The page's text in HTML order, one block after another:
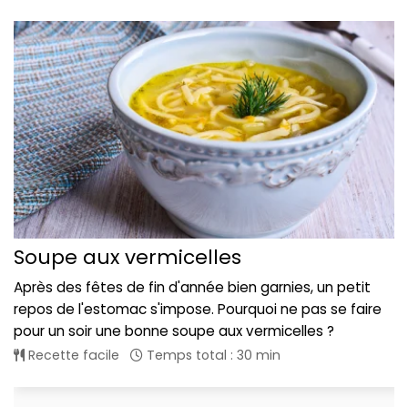
Soupe aux vermicelles
Après des fêtes de fin d'année bien garnies, un petit
repos de l'estomac s'impose. Pourquoi ne pas se faire
pour un soir une bonne soupe aux vermicelles ?
Recette facile Temps total : 30 min